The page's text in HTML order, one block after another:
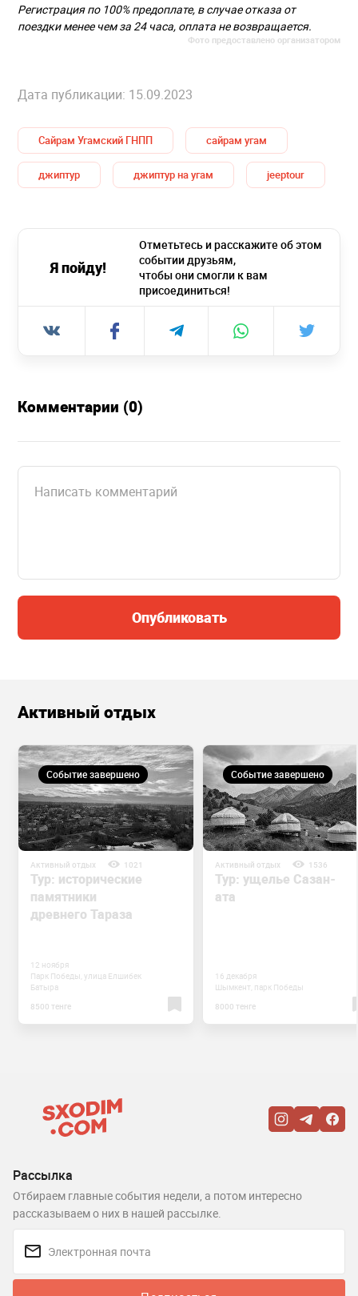
Регистрация по 100% предоплате, в случае отказа от
поездки менее чем за 24 часа, оплата не возвращается.
Фото предоставлено организатором
Дата публикации: 15.09.2023
Сайрам Угамский ГНПП сайрам угам
джиптур джиптур на угам jeeptour
Я пойду!
Отметьтесь и расскажите об этом
событии друзьям,
чтобы они смогли к вам
присоединиться!
Комментарии (0)
Опубликовать
Активный отдых
Событие завершено
Активный отдых 1021
Тур: исторические
памятники
древнего Тараза
12 ноября
Парк Победы, улица Елшибек
Батыра
8500 тенге
Событие завершено
Активный отдых 1536
Тур: ущелье Сазан-
ата
16 декабря
Шымкент, парк Победы
8000 тенге
Рассылка
Отбираем главные события недели, а потом интересно
рассказываем о них в нашей рассылке.